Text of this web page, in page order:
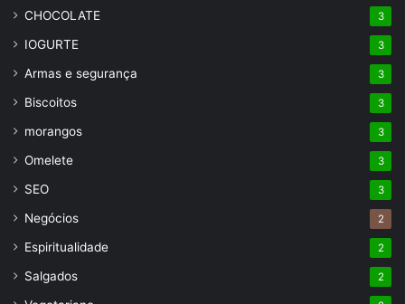
CHOCOLATE 3
IOGURTE 3
Armas e segurança 3
Biscoitos 3
morangos 3
Omelete 3
SEO 3
Negócios 2
Espiritualidade 2
Salgados 2